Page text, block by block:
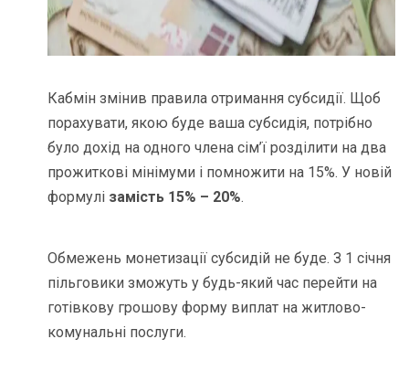
Кабмін змінив правила отримання субсидії. Щоб
порахувати, якою буде ваша субсидія, потрібно
було дохід на одного члена сім’ї розділити на два
прожиткові мінімуми і помножити на 15%. У новій
формулі замість 15% – 20%.
Обмежень монетизації субсидій не буде. З 1 січня
пільговики зможуть у будь-який час перейти на
готівкову грошову форму виплат на житлово-
комунальні послуги.